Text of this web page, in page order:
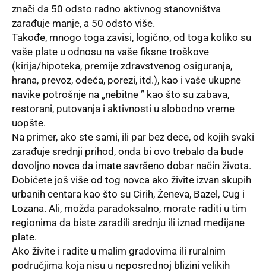
znači da 50 odsto radno aktivnog stanovništva
zarađuje manje, a 50 odsto više.
Takođe, mnogo toga zavisi, logično, od toga koliko su
vaše plate u odnosu na vaše fiksne troškove
(kirija/hipoteka, premije zdravstvenog osiguranja,
hrana, prevoz, odeća, porezi, itd.), kao i vaše ukupne
navike potrošnje na „nebitne ” kao što su zabava,
restorani, putovanja i aktivnosti u slobodno vreme
uopšte.
Na primer, ako ste sami, ili par bez dece, od kojih svaki
zarađuje srednji prihod, onda bi ovo trebalo da bude
dovoljno novca da imate savršeno dobar način života.
Dobićete još više od tog novca ako živite izvan skupih
urbanih centara kao što su Cirih, Ženeva, Bazel , Cug i
Lozana. Ali, možda paradoksalno, morate raditi u tim
regionima da biste zaradili srednju ili iznad medijane
plate.
Ako živite i radite u malim gradovima ili ruralnim
područjima koja nisu u neposrednoj blizini velikih